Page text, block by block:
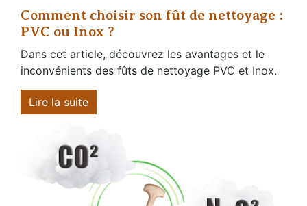
Comment choisir son fût de nettoyage :
PVC ou Inox ?
Dans cet article, découvrez les avantages et le
inconvénients des fûts de nettoyage PVC et Inox.
Lire la suite